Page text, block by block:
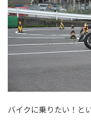
バイクに乗りたい！と